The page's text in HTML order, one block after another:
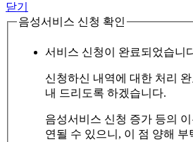
닫기
음성서비스 신청 확인
서비스 신청이 완료되었습니
신청하신 내역에 대한 처리
내 드리도록 하겠습니다.
음성서비스 신청 증가 등의
연될 수 있으니, 이 점 양해 부